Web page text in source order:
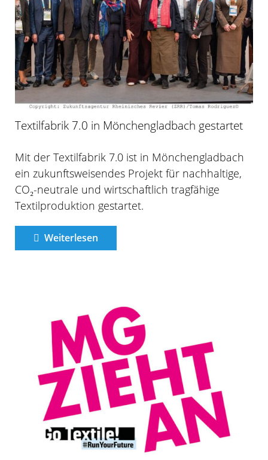
Textilfabrik 7.0 in Mönchengladbach gestartet
Mit der Textilfabrik 7.0 ist in Mönchengladbach
ein zukunftsweisendes Projekt für nachhaltige,
CO₂-neutrale und wirtschaftlich tragfähige
Textilproduktion gestartet.
Weiterlesen